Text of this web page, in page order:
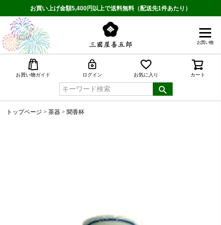
お買い上げ金額5,400円以上で送料無料（配送先1件あたり）
お買い物
お買い物ガイド ログイン お気に入り カート
トップページ 茶器 聞香杯